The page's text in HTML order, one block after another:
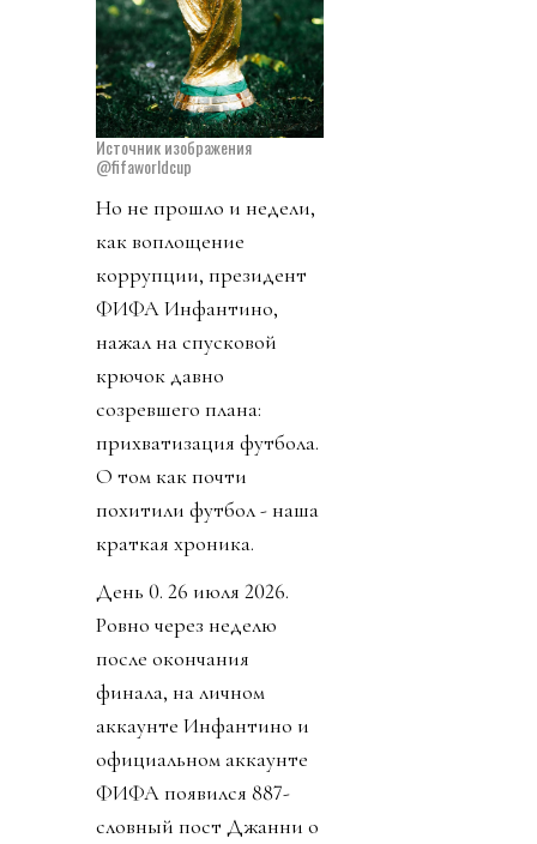
Источник изображения
@fifaworldcup
Но не прошло и недели,
как воплощение
коррупции, президент
ФИФА Инфантино,
нажал на спусковой
крючок давно
созревшего плана:
прихватизация футбола.
О том как почти
похитили футбол - наша
краткая хроника.
День 0. 26 июля 2026.
Ровно через неделю
после окончания
финала, на личном
аккаунте Инфантино и
официальном аккаунте
ФИФА появился 887-
словный пост Джанни о